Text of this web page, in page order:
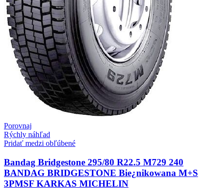
Porovnaj
Rýchly náhľad
Pridať medzi obľúbené
Bandag Bridgestone 295/80 R22.5 M729 240
BANDAG BRIDGESTONE Bie¿nikowana M+S
3PMSF KARKAS MICHELIN